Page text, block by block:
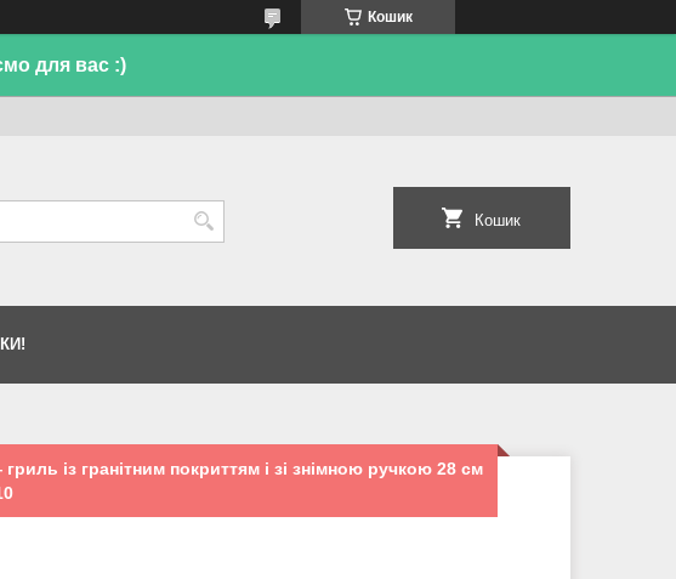
Кошик
для вас :)
Кошик
із гранітним покриттям і зі знімною ручкою 28 см